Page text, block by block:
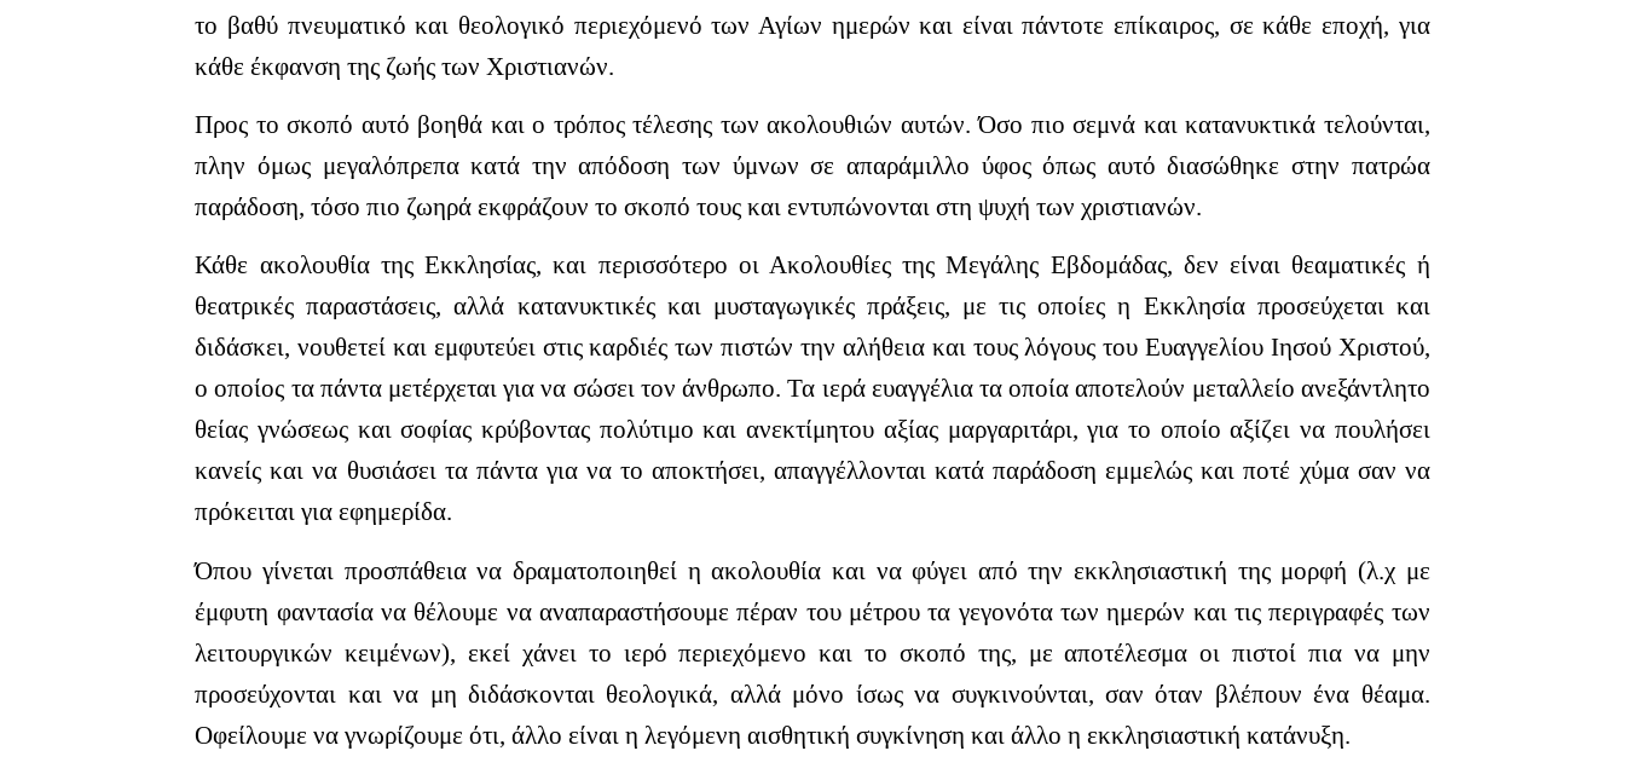
το βαθύ πνευματικό και θεολογικό περιεχόμενό των Αγίων ημερών και είναι πάντοτε επίκαιρος, σε κάθε εποχή, για
κάθε έκφανση της ζωής των Χριστιανών.
Προς το σκοπό αυτό βοηθά και ο τρόπος τέλεσης των ακολουθιών αυτών. Όσο πιο σεμνά και κατανυκτικά τελούνται,
πλην όμως μεγαλόπρεπα κατά την απόδοση των ύμνων σε απαράμιλλο ύφος όπως αυτό διασώθηκε στην πατρώα
παράδοση, τόσο πιο ζωηρά εκφράζουν το σκοπό τους και εντυπώνονται στη ψυχή των χριστιανών.
Κάθε ακολουθία της Εκκλησίας, και περισσότερο οι Ακολουθίες της Μεγάλης Εβδομάδας, δεν είναι θεαματικές ή
θεατρικές παραστάσεις, αλλά κατανυκτικές και μυσταγωγικές πράξεις, με τις οποίες η Εκκλησία προσεύχεται και
διδάσκει, νουθετεί και εμφυτεύει στις καρδιές των πιστών την αλήθεια και τους λόγους του Ευαγγελίου Ιησού Χριστού,
ο οποίος τα πάντα μετέρχεται για να σώσει τον άνθρωπο. Τα ιερά ευαγγέλια τα οποία αποτελούν μεταλλείο ανεξάντλητο
θείας γνώσεως και σοφίας κρύβοντας πολύτιμο και ανεκτίμητου αξίας μαργαριτάρι, για το οποίο αξίζει να πουλήσει
κανείς και να θυσιάσει τα πάντα για να το αποκτήσει, απαγγέλλονται κατά παράδοση εμμελώς και ποτέ χύμα σαν να
πρόκειται για εφημερίδα.
Όπου γίνεται προσπάθεια να δραματοποιηθεί η ακολουθία και να φύγει από την εκκλησιαστική της μορφή (λ.χ με
έμφυτη φαντασία να θέλουμε να αναπαραστήσουμε πέραν του μέτρου τα γεγονότα των ημερών και τις περιγραφές των
λειτουργικών κειμένων), εκεί χάνει το ιερό περιεχόμενο και το σκοπό της, με αποτέλεσμα οι πιστοί πια να μην
προσεύχονται και να μη διδάσκονται θεολογικά, αλλά μόνο ίσως να συγκινούνται, σαν όταν βλέπουν ένα θέαμα.
Οφείλουμε να γνωρίζουμε ότι, άλλο είναι η λεγόμενη αισθητική συγκίνηση και άλλο η εκκλησιαστική κατάνυξη.